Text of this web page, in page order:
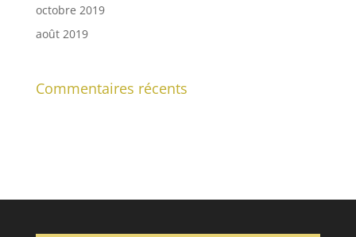
octobre 2019
août 2019
Commentaires récents